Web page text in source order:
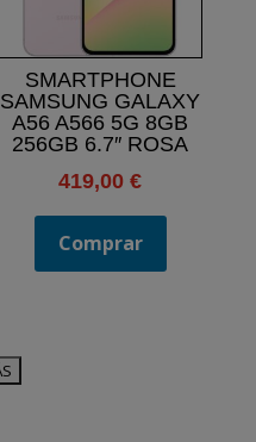
SMARTPHONE
SAMSUNG GALAXY
A56 A566 5G 8GB
256GB 6.7″ ROSA
419,00€
Comprar